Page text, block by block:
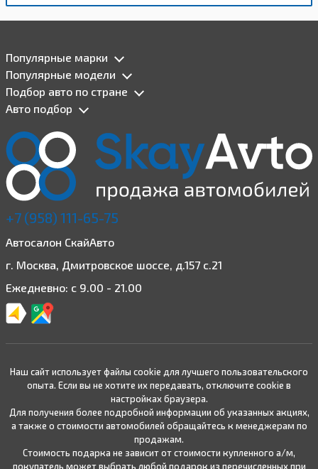
Популярные марки
Популярные модели
Подбор авто по стране
Авто подбор
+7 (958) 111-65-75
Автосалон СкайАвто
г. Москва, Дмитровское шоссе, д.157 с.21
Ежедневно: с 9.00 - 21.00
Наш сайт использует файлы cookie для лучшего пользовательского
опыта. Если вы не хотите их передавать, отключите cookie в
настройках браузера.
Для получения более подробной информации об указанных акциях,
а также о стоимости автомобилей обращайтесь к менеджерам по
продажам.
Стоимость подарка не зависит от стоимости купленного а/м,
покупатель может выбрать любой подарок из перечисленных при